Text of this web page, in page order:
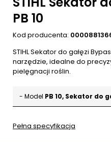
PB 10
Kod producenta:
STIHL Sekator do gałęzi
narzędzie, idealne do
pielęgnacji roślin.
- Model PB 10, Sekator do
Pełna specyfikacja